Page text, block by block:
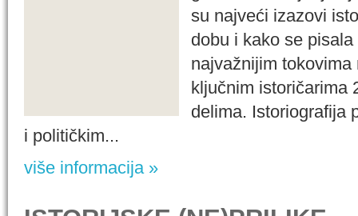
su najveći izazovi
dobu i kako se
najvažnijim
ključnim istoričarima
delima. Istoriografija
i političkim...
više informacija »